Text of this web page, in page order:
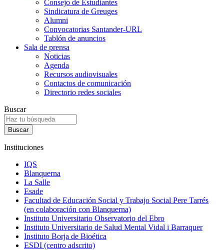
Consejo de Estudiantes
Sindicatura de Greuges
Alumni
Convocatorias Santander-URL
Tablón de anuncios
Sala de prensa
Noticias
Agenda
Recursos audiovisuales
Contactos de comunicación
Directorio redes sociales
Buscar
Instituciones
IQS
Blanquerna
La Salle
Esade
Facultad de Educación Social y Trabajo Social Pere Tarrés
(en colaboración con Blanquerna)
Instituto Universitario Observatorio del Ebro
Instituto Universitario de Salud Mental Vidal i Barraquer
Instituto Borja de Bioética
ESDI (centro adscrito)